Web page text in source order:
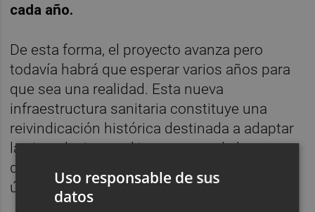
cada año.
De esta forma, el proyecto avanza pero
todavía habrá que esperar varios años para
que sea una realidad. Esta nueva
infraestructura sanitaria constituye una
reivindicación histórica destinada a adaptar
las instalaciones al incremento de la
demanda asistencial registrado en los
últimos años.
Uso responsable de sus
datos